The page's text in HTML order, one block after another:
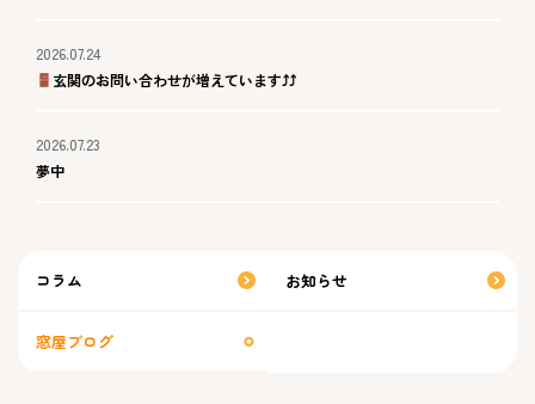
2026.07.24
玄関のお問い合わせが増えています⤴⤴
2026.07.23
夢中
コラム お知らせ
窓屋ブログ